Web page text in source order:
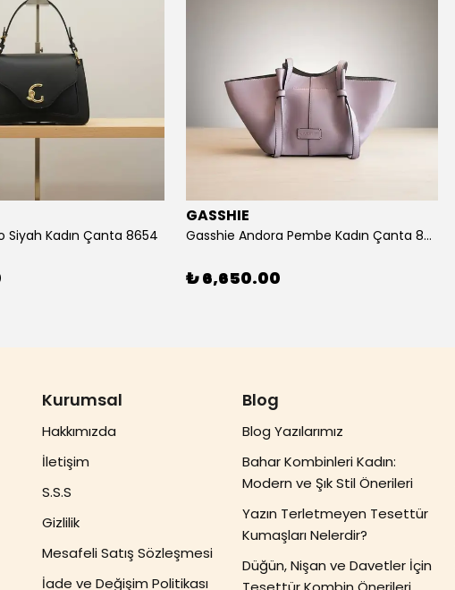
Siyah Kadın Çanta 8654
GASSHIE
Gasshie Andora Pembe Kadın Çanta 8685
₺ 6,650.00
Kurumsal
Hakkımızda
İletişim
S.S.S
Gizlilik
Mesafeli Satış Sözleşmesi
İade ve Değişim Politikası
Blog
Blog Yazılarımız
Bahar Kombinleri Kadın:
Modern ve Şık Stil Önerileri
Yazın Terletmeyen Tesettür
Kumaşları Nelerdir?
Düğün, Nişan ve Davetler İçin